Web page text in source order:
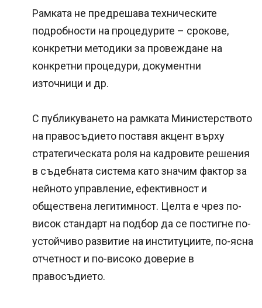
Рамката не предрешава техническите
подробности на процедурите – срокове,
конкретни методики за провеждане на
конкретни процедури, документни
източници и др.
С публикуването на рамката Министерството
на правосъдието поставя акцент върху
стратегическата роля на кадровите решения
в съдебната система като значим фактор за
нейното управление, ефективност и
обществена легитимност. Целта е чрез по-
висок стандарт на подбор да се постигне по-
устойчиво развитие на институциите, по-ясна
отчетност и по-високо доверие в
правосъдието.